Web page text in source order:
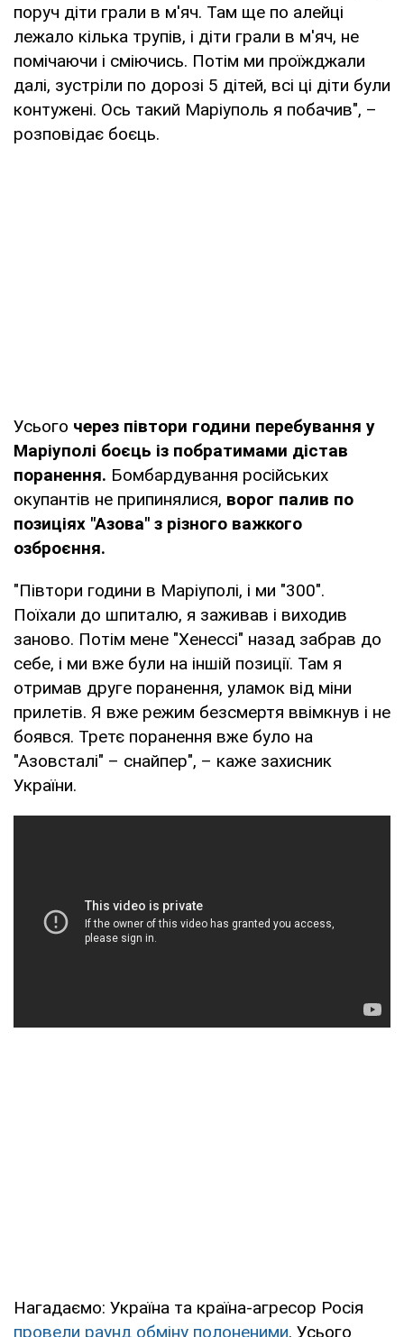
поруч діти грали в м'яч. Там ще по алейці
лежало кілька трупів, і діти грали в м'яч, не
помічаючи і сміючись. Потім ми проїжджали
далі, зустріли по дорозі 5 дітей, всі ці діти були
контужені. Ось такий Маріуполь я побачив", –
розповідає боєць.
Усього через півтори години перебування у
Маріуполі боєць із побратимами дістав
поранення. Бомбардування російських
окупантів не припинялися, ворог палив по
позиціях "Азова" з різного важкого
озброєння.
"Півтори години в Маріуполі, і ми "300".
Поїхали до шпиталю, я заживав і виходив
заново. Потім мене "Хенессі" назад забрав до
себе, і ми вже були на іншій позиції. Там я
отримав друге поранення, уламок від міни
прилетів. Я вже режим безсмертя ввімкнув і не
боявся. Третє поранення вже було на
"Азовсталі" – снайпер", – каже захисник
України.
Нагадаємо: Україна та країна-агресор Росія
провели раунд обміну полоненими. Усього